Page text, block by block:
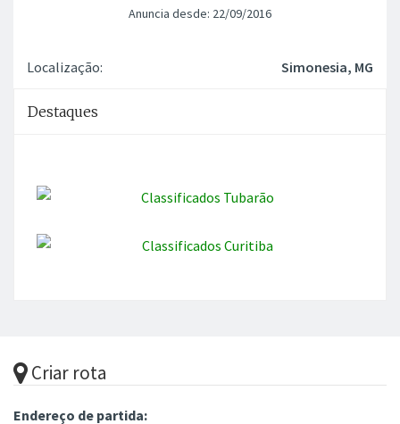
Anuncia desde: 22/09/2016
Localização: Simonesia, MG
Destaques
Criar rota
Endereço de partida: